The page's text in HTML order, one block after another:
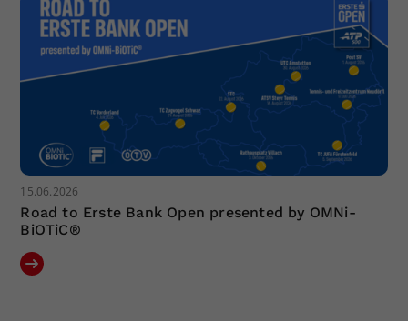
15.06.2026
Road to Erste Bank Open presented by OMNi-
BiOTiC®